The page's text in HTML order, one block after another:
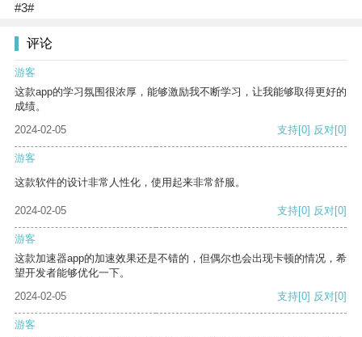
#3#
评论
游客
这款app的学习氛围很浓厚，能够激励我不断学习，让我能够取得更好的
成绩。
2024-02-05
支持[0] 反对[0]
游客
这款软件的设计非常人性化，使用起来非常舒服。
2024-02-05 支持[0] 反对[0]
游客
这款加速器app的加速效果还是不错的，但偶尔也会出现卡顿的情况，希
望开发者能够优化一下。
2024-02-05
支持[0] 反对[0]
游客